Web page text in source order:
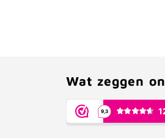
Wat zeggen